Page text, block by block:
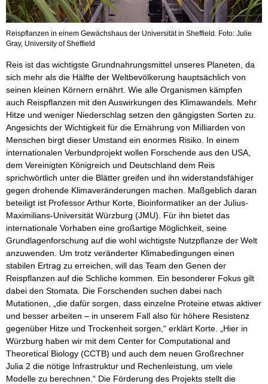
Reispflanzen in einem Gewächshaus der Universität in Sheffield. Foto: Julie
Gray, University of Sheffield
Reis ist das wichtigste Grundnahrungsmittel unseres Planeten, da
sich mehr als die Hälfte der Weltbevölkerung hauptsächlich von
seinen kleinen Körnern ernährt. Wie alle Organismen kämpfen
auch Reispflanzen mit den Auswirkungen des Klimawandels. Mehr
Hitze und weniger Niederschlag setzen den gängigsten Sorten zu.
Angesichts der Wichtigkeit für die Ernährung von Milliarden von
Menschen birgt dieser Umstand ein enormes Risiko. In einem
internationalen Verbundprojekt wollen Forschende aus den USA,
dem Vereinigten Königreich und Deutschland dem Reis
sprichwörtlich unter die Blätter greifen und ihn widerstandsfähiger
gegen drohende Klimaveränderungen machen. Maßgeblich daran
beteiligt ist Professor Arthur Korte, Bioinformatiker an der Julius-
Maximilians-Universität Würzburg (JMU). Für ihn bietet das
internationale Vorhaben eine großartige Möglichkeit, seine
Grundlagenforschung auf die wohl wichtigste Nutzpflanze der Welt
anzuwenden. Um trotz veränderter Klimabedingungen einen
stabilen Ertrag zu erreichen, will das Team den Genen der
Reispflanzen auf die Schliche kommen. Ein besonderer Fokus gilt
dabei den Stomata. Die Forschenden suchen dabei nach
Mutationen, „die dafür sorgen, dass einzelne Proteine etwas aktiver
und besser arbeiten – in unserem Fall also für höhere Resistenz
gegenüber Hitze und Trockenheit sorgen,“ erklärt Korte. „Hier in
Würzburg haben wir mit dem Center for Computational and
Theoretical Biology (CCTB) und auch dem neuen Großrechner
Julia 2 die nötige Infrastruktur und Rechenleistung, um viele
Modelle zu berechnen.“ Die Förderung des Projekts stellt die